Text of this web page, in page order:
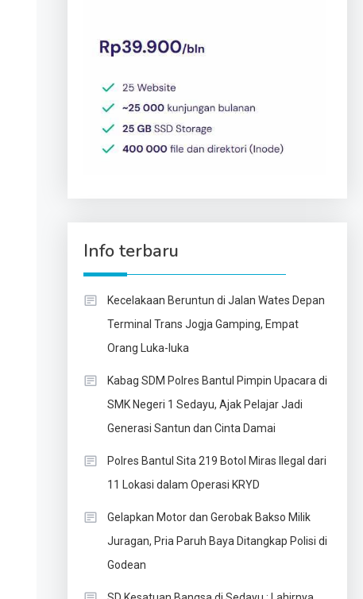
Info terbaru
Kecelakaan Beruntun di Jalan Wates Depan
Terminal Trans Jogja Gamping, Empat
Orang Luka-luka
Kabag SDM Polres Bantul Pimpin Upacara di
SMK Negeri 1 Sedayu, Ajak Pelajar Jadi
Generasi Santun dan Cinta Damai
Polres Bantul Sita 219 Botol Miras Ilegal dari
11 Lokasi dalam Operasi KRYD
Gelapkan Motor dan Gerobak Bakso Milik
Juragan, Pria Paruh Baya Ditangkap Polisi di
Godean